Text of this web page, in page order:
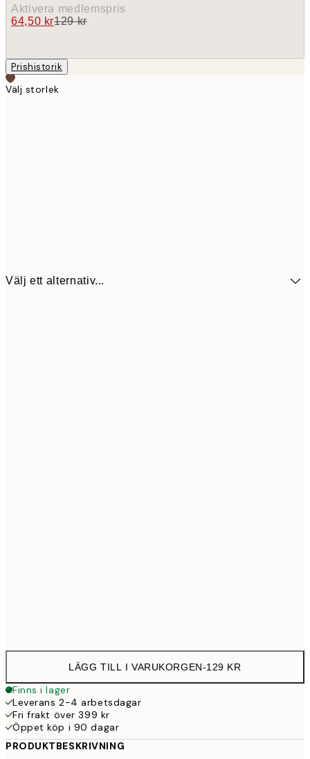
Aktivera medlemspris
64,50 kr129 kr
Prishistorik
Välj storlek
Välj ett alternativ...
LÄGG TILL I VARUKORGEN-129 KR
Finns i lager
Leverans 2-4 arbetsdagar
Fri frakt över 399 kr
Öppet köp i 90 dagar
PRODUKTBESKRIVNING